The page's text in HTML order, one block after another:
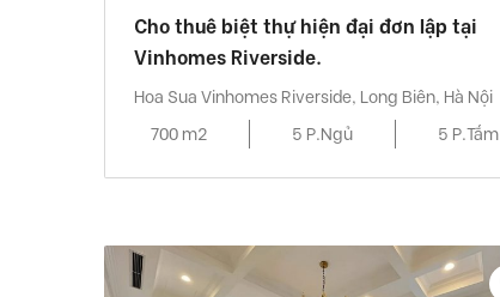
Cho thuê biệt thự hiện đại đơn lập tại
Vinhomes Riverside.
Hoa Sua Vinhomes Riverside, Long Biên, Hà Nội
700 m2
5 P.Ngủ 5 P.Tắm